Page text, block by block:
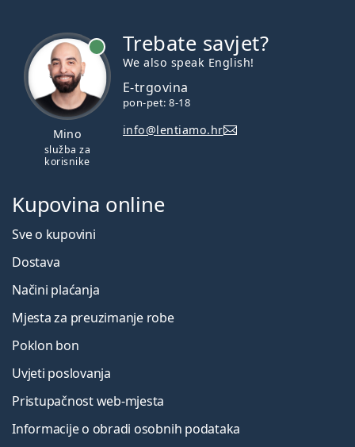
Mino
služba za
korisnike
Trebate savjet?
We also speak English!
E-trgovina
pon-pet: 8-18
info@lentiamo.hr
Kupovina online
Sve o kupovini
Dostava
Načini plaćanja
Mjesta za preuzimanje robe
Poklon bon
Uvjeti poslovanja
Pristupačnost web-mjesta
Informacije o obradi osobnih podataka